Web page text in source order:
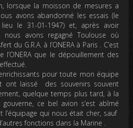
lorsque la moisson de mesures a
avons abandonné les essais (le
le 31-01-1947) et, après avoir
nous avons regagné Toulouse où
du G.R.A. à l’ONERA à Paris . C’est
que le dépouillement des
pour toute mon équipe
ont laissé des souvenirs souvent
quelque temps plus tard, à la
ce bel avion s’est abîmé
l’équipage qui nous était cher, sauf
fonctions dans la Marine .